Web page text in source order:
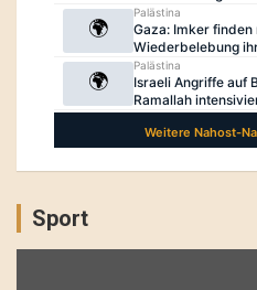
Sport